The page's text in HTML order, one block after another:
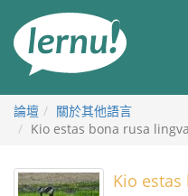
論壇
關於其他語言
Kio estas bona rusa
Kio estas